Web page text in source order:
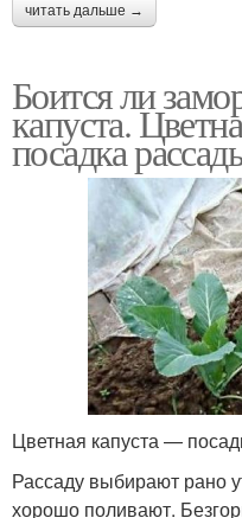
читать дальше →
Боится ли
капуста.
посадка
Цветная капуста —
Рассаду выбирают рано
хорошо поливают.